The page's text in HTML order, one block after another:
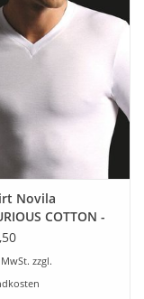
Novila
COTTON -
V-Shirt Novila
zzgl.